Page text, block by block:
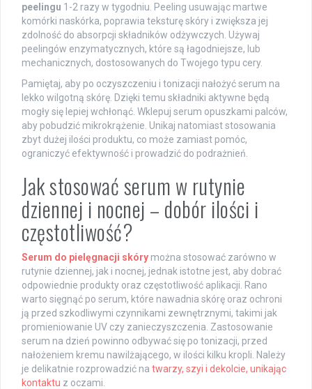
peelingu 1-2 razy w tygodniu. Peeling usuwając martwe
komórki naskórka, poprawia teksturę skóry i zwiększa jej
zdolność do absorpcji składników odżywczych. Używaj
peelingów enzymatycznych, które są łagodniejsze, lub
mechanicznych, dostosowanych do Twojego typu cery.
Pamiętaj, aby po oczyszczeniu i tonizacji nałożyć serum na
lekko wilgotną skórę. Dzięki temu składniki aktywne będą
mogły się lepiej wchłonąć. Wklepuj serum opuszkami palców,
aby pobudzić mikrokrążenie. Unikaj natomiast stosowania
zbyt dużej ilości produktu, co może zamiast pomóc,
ograniczyć efektywność i prowadzić do podrażnień.
Jak stosować serum w rutynie
dziennej i nocnej – dobór ilości i
częstotliwość?
Serum do pielęgnacji skóry można stosować zarówno w
rutynie dziennej, jak i nocnej, jednak istotne jest, aby dobrać
odpowiednie produkty oraz częstotliwość aplikacji. Rano
warto sięgnąć po serum, które nawadnia skórę oraz ochroni
ją przed szkodliwymi czynnikami zewnętrznymi, takimi jak
promieniowanie UV czy zanieczyszczenia. Zastosowanie
serum na dzień powinno odbywać się po tonizacji, przed
nałożeniem kremu nawilżającego, w ilości kilku kropli. Należy
je delikatnie rozprowadzić na twarzy, szyi i dekolcie, unikając
kontaktu z oczami.